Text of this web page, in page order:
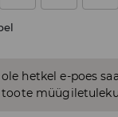
hetkel e-poes